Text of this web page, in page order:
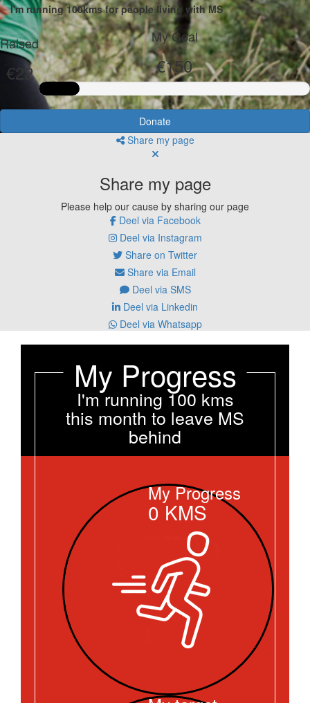
I'm running 100kms for people living with MS
Raised
€22
My Goal
€150
Donate
Share my page
Share my page
Please help our cause by sharing our page
Deel via Facebook
Deel via Instagram
Share on Twitter
Share via Email
Deel via SMS
Deel via Linkedin
Deel via Whatsapp
My Progress
I'm running 100 kms
this month to leave MS
behind
My Progress
0KMS